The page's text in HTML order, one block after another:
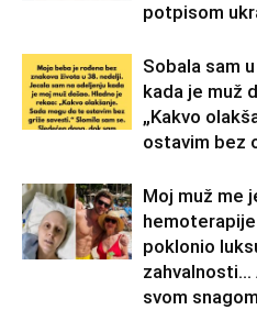
potpisom
Sobala sam
kada je muž
„Kakvo
ostavim bez
Moj muž me
poklonio
zahvalnosti…
svom